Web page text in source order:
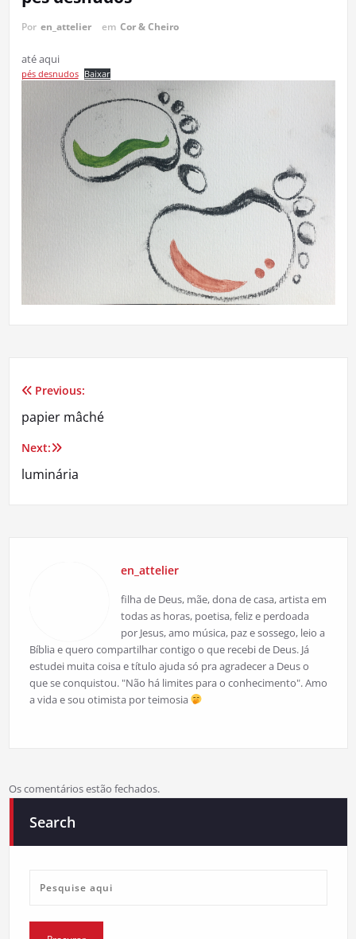
Por en_attelier em Cor & Cheiro
até aqui
pés desnudos Baixar
Navegação
de
Post
Previous:
papier mâché
Next:
luminária
en_attelier
filha de Deus, mãe, dona de casa, artista em
todas as horas, poetisa, feliz e perdoada
por Jesus, amo música, paz e sossego, leio a
Bíblia e quero compartilhar contigo o que recebi de Deus. Já
estudei muita coisa e título ajuda só pra agradecer a Deus o
que se conquistou. "Não há limites para o conhecimento". Amo
a vida e sou otimista por teimosia
Os comentários estão fechados.
Search